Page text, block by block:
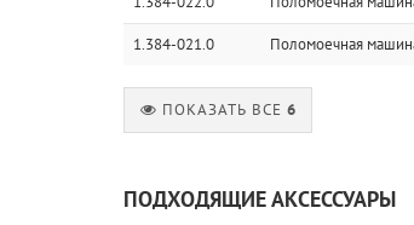
1.384-021.0 Поломоечная
ПОКАЗАТЬ ВСЕ6
ПОДХОДЯЩИЕ АКСЕССУАРЫ